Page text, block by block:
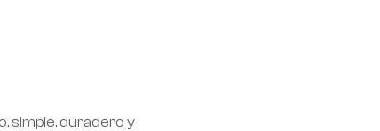
simple, duradero y